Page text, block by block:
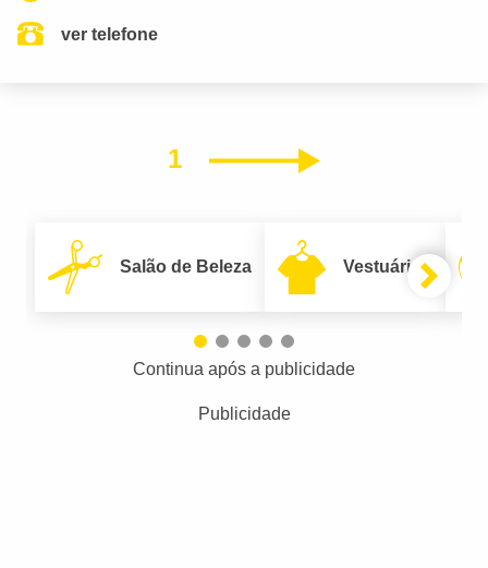
ver telefone
1 Próximo
Salão de Beleza Vestuário
Continua após a publicidade
Publicidade